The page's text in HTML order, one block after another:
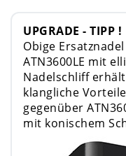
UPGRADE - TIPP !
Obige
ATN3600LE mit
Nadelschliff
klangliche
gegenüber
mit konischem